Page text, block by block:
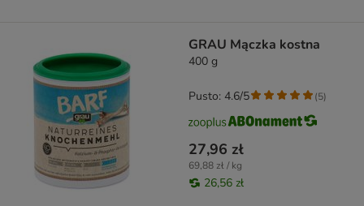
GRAU Mączka kostna
400 g
27,96 zł
69,88 zł / kg
26,56 zł
Pusto: 4.6/5 (5)